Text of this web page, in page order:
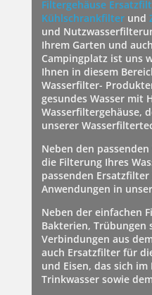
Filtergehäuse
Kühlschrankfilterund
und
Ihrem Garten und
Campingplatz ist uns
Ihnen in diesem
Wasserfilter-
gesundes Wasser mit
Wasserfiltergehäuse,
unserer
Neben den
die Filterung Ihres
passenden
Anwendungen in
Neben der einfachen
Bakterien, Trübungen
Verbindungen aus
auch Ersatzfilter für
und Eisen, das sich im
Trinkwasser sowie